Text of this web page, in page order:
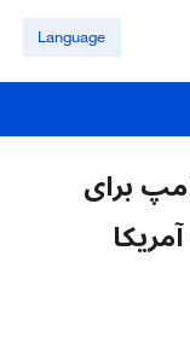
Language
برای